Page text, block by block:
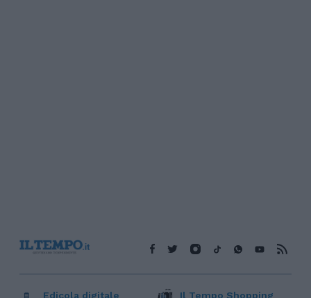
Edicola digitale Il Tempo Shopping